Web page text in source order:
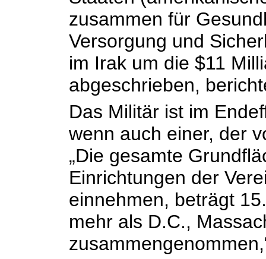
zusammen für
Versorgung und
im Irak um die $11
abgeschrieben,
Das Militär ist im
wenn auch einer, der
„Die gesamte
Einrichtungen der
einnehmen, beträgt
mehr als D.C.,